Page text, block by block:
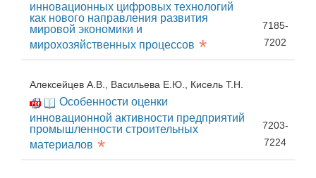
инновационных цифровых технологий
как нового направления развития
мировой экономики и
мирохозяйственных процессов *
7185-
7202
Алексейцев А.В., Васильева Е.Ю., Кисель Т.Н.
Особенности оценки
инновационной активности предприятий
промышленности строительных
материалов *
7203-
7224